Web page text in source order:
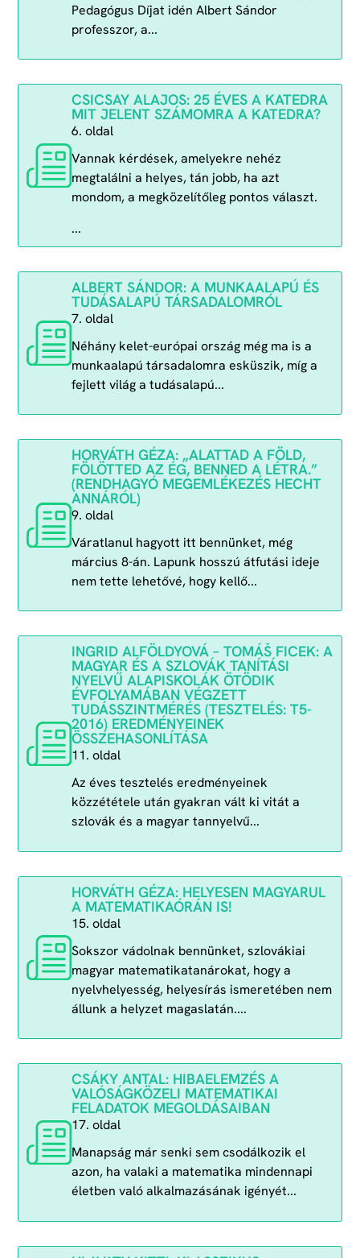
Pedagógus Díjat idén Albert Sándor
professzor, a...
CSICSAY ALAJOS: 25 ÉVES A KATEDRA
MIT JELENT SZÁMOMRA A KATEDRA?
6. oldal
Vannak kérdések, amelyekre nehéz
megtalálni a helyes, tán jobb, ha azt
mondom, a megközelítőleg pontos választ.
...
ALBERT SÁNDOR: A MUNKAALAPÚ ÉS
TUDÁSALAPÚ TÁRSADALOMRÓL
7. oldal
Néhány kelet-európai ország még ma is a
munkaalapú társadalomra esküszik, míg a
fejlett világ a tudásalapú...
HORVÁTH GÉZA: „ALATTAD A FÖLD,
FÖLÖTTED AZ ÉG, BENNED A LÉTRA.”
(RENDHAGYÓ MEGEMLÉKEZÉS HECHT
ANNÁRÓL)
9. oldal
Váratlanul hagyott itt bennünket, még
március 8-án. Lapunk hosszú átfutási ideje
nem tette lehetővé, hogy kellő...
INGRID ALFÖLDYOVÁ – TOMÁŠ FICEK: A
MAGYAR ÉS A SZLOVÁK TANÍTÁSI
NYELVŰ ALAPISKOLÁK ÖTÖDIK
ÉVFOLYAMÁBAN VÉGZETT
TUDÁSSZINTMÉRÉS (TESZTELÉS: T5-
2016) EREDMÉNYEINEK
ÖSSZEHASONLÍTÁSA
11. oldal
Az éves tesztelés eredményeinek
közzététele után gyakran vált ki vitát a
szlovák és a magyar tannyelvű...
HORVÁTH GÉZA: HELYESEN MAGYARUL
A MATEMATIKAÓRÁN IS!
15. oldal
Sokszor vádolnak bennünket, szlovákiai
magyar matematikatanárokat, hogy a
nyelvhelyesség, helyesírás ismeretében nem
állunk a helyzet magaslatán....
CSÁKY ANTAL: HIBAELEMZÉS A
VALÓSÁGKÖZELI MATEMATIKAI
FELADATOK MEGOLDÁSAIBAN
17. oldal
Manapság már senki sem csodálkozik el
azon, ha valaki a matematika mindennapi
életben való alkalmazásának igényét...